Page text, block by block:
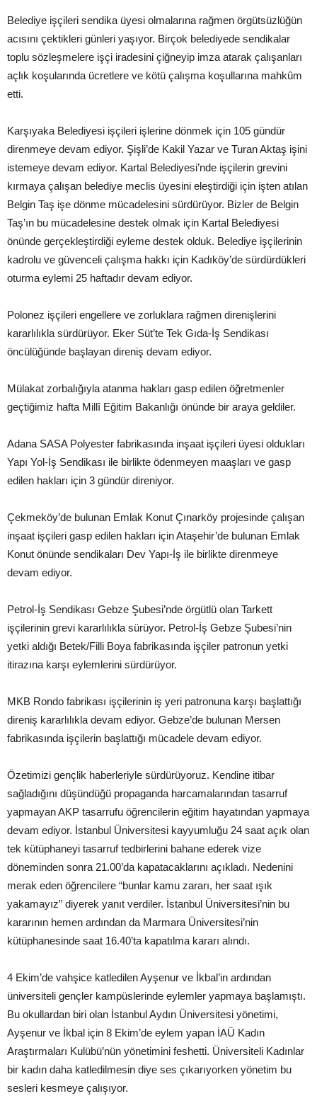
Belediye işçileri sendika üyesi olmalarına rağmen örgütsüzlüğün
acısını çektikleri günleri yaşıyor. Birçok belediyede sendikalar
toplu sözleşmelere işçi iradesini çiğneyip imza atarak çalışanları
açlık koşularında ücretlere ve kötü çalışma koşullarına mahkûm
etti.
Karşıyaka Belediyesi işçileri işlerine dönmek için 105 gündür
direnmeye devam ediyor. Şişli’de Kakil Yazar ve Turan Aktaş işini
istemeye devam ediyor. Kartal Belediyesi’nde işçilerin grevini
kırmaya çalışan belediye meclis üyesini eleştirdiği için işten atılan
Belgin Taş işe dönme mücadelesini sürdürüyor. Bizler de Belgin
Taş’ın bu mücadelesine destek olmak için Kartal Belediyesi
önünde gerçekleştirdiği eyleme destek olduk. Belediye işçilerinin
kadrolu ve güvenceli çalışma hakkı için Kadıköy’de sürdürdükleri
oturma eylemi 25 haftadır devam ediyor.
Polonez işçileri engellere ve zorluklara rağmen direnişlerini
kararlılıkla sürdürüyor. Eker Süt’te Tek Gıda-İş Sendikası
öncülüğünde başlayan direniş devam ediyor.
Mülakat zorbalığıyla atanma hakları gasp edilen öğretmenler
geçtiğimiz hafta Millî Eğitim Bakanlığı önünde bir araya geldiler.
Adana SASA Polyester fabrikasında inşaat işçileri üyesi oldukları
Yapı Yol-İş Sendikası ile birlikte ödenmeyen maaşları ve gasp
edilen hakları için 3 gündür direniyor.
Çekmeköy’de bulunan Emlak Konut Çınarköy projesinde çalışan
inşaat işçileri gasp edilen hakları için Ataşehir’de bulunan Emlak
Konut önünde sendikaları Dev Yapı-İş ile birlikte direnmeye
devam ediyor.
Petrol-İş Sendikası Gebze Şubesi’nde örgütlü olan Tarkett
işçilerinin grevi kararlılıkla sürüyor. Petrol-İş Gebze Şubesi’nin
yetki aldığı Betek/Filli Boya fabrikasında işçiler patronun yetki
itirazına karşı eylemlerini sürdürüyor.
MKB Rondo fabrikası işçilerinin iş yeri patronuna karşı başlattığı
direniş kararlılıkla devam ediyor. Gebze’de bulunan Mersen
fabrikasında işçilerin başlattığı mücadele devam ediyor.
Özetimizi gençlik haberleriyle sürdürüyoruz. Kendine itibar
sağladığını düşündüğü propaganda harcamalarından tasarruf
yapmayan AKP tasarrufu öğrencilerin eğitim hayatından yapmaya
devam ediyor. İstanbul Üniversitesi kayyumluğu 24 saat açık olan
tek kütüphaneyi tasarruf tedbirlerini bahane ederek vize
döneminden sonra 21.00’da kapatacaklarını açıkladı. Nedenini
merak eden öğrencilere “bunlar kamu zararı, her saat ışık
yakamayız” diyerek yanıt verdiler. İstanbul Üniversitesi’nin bu
kararının hemen ardından da Marmara Üniversitesi’nin
kütüphanesinde saat 16.40’ta kapatılma kararı alındı.
4 Ekim’de vahşice katledilen Ayşenur ve İkbal’in ardından
üniversiteli gençler kampüslerinde eylemler yapmaya başlamıştı.
Bu okullardan biri olan İstanbul Aydın Üniversitesi yönetimi,
Ayşenur ve İkbal için 8 Ekim’de eylem yapan İAÜ Kadın
Araştırmaları Kulübü’nün yönetimini feshetti. Üniversiteli Kadınlar
bir kadın daha katledilmesin diye ses çıkarıyorken yönetim bu
sesleri kesmeye çalışıyor.